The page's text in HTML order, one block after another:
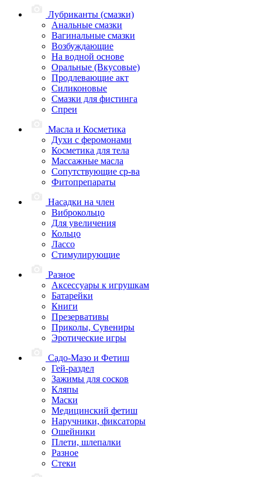
Лубриканты (смазки)
Анальные смазки
Вагинальные смазки
Возбуждающие
На водной основе
Оральные (Вкусовые)
Продлевающие акт
Силиконовые
Смазки для фистинга
Спреи
Масла и Косметика
Духи с феромонами
Косметика для тела
Массажные масла
Сопутствующие ср-ва
Фитопрепараты
Насадки на член
Виброкольцо
Для увеличения
Кольцо
Лассо
Стимулирующие
Разное
Аксессуары к игрушкам
Батарейки
Книги
Презервативы
Приколы, Сувениры
Эротические игры
Садо-Мазо и Фетиш
Гей-раздел
Зажимы для сосков
Кляпы
Маски
Медицинский фетиш
Наручники, фиксаторы
Ошейники
Плети, шлепалки
Разное
Стеки